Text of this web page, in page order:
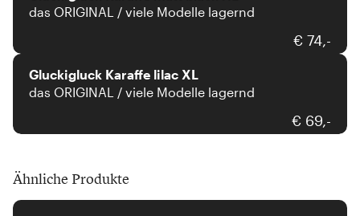
das ORIGINAL / viele Modelle lagernd
€ 74,-
Gluckigluck
Gluckigluck Karaffe lilac XL
das ORIGINAL / viele Modelle lagernd
€ 69,-
Ähnliche Produkte